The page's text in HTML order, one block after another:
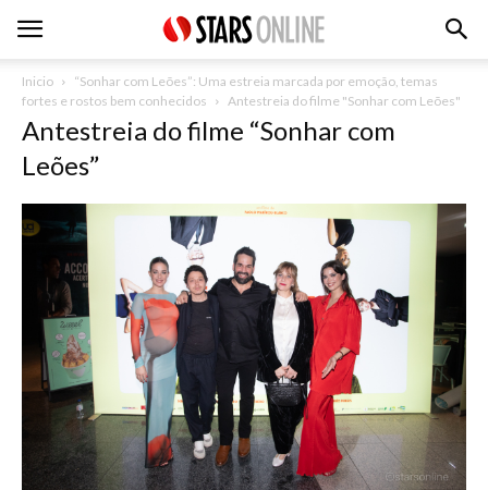
Inicio
“Sonhar com Leões”: Uma estreia marcada por emoção, temas
fortes e rostos bem conhecidos
Antestreia do filme "Sonhar com Leões"
Antestreia do filme “Sonhar com
Leões”